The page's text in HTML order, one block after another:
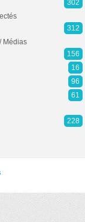
302
312
Médias
156
16
96
61
228